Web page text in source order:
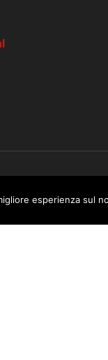
/ Fortissimo Ltd
website you are
esperienza sul